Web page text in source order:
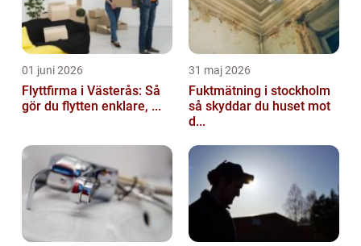
01 juni 2026
Flyttfirma i Västerås: Så
gör du flytten enklare, ...
31 maj 2026
Fuktmätning i stockholm
så skyddar du huset mot
d...